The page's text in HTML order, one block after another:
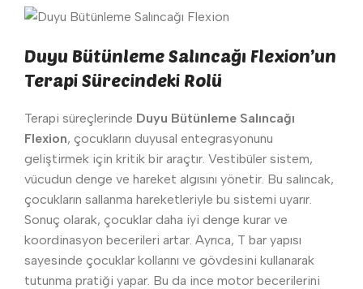
Duyu Bütünleme Salıncağı Flexion’un
Terapi Sürecindeki Rolü
Terapi süreçlerinde Duyu Bütünleme Salıncağı
Flexion, çocukların duyusal entegrasyonunu
geliştirmek için kritik bir araçtır. Vestibüler sistem,
vücudun denge ve hareket algısını yönetir. Bu salıncak,
çocukların sallanma hareketleriyle bu sistemi uyarır.
Sonuç olarak, çocuklar daha iyi denge kurar ve
koordinasyon becerileri artar. Ayrıca, T bar yapısı
sayesinde çocuklar kollarını ve gövdesini kullanarak
tutunma pratiği yapar. Bu da ince motor becerilerini